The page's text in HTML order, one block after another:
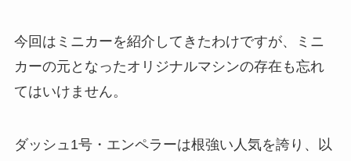
今回はミニカーを紹介してきたわけですが、ミニ
カーの元となったオリジナルマシンの存在も忘れ
てはいけません。
ダッシュ1号・エンペラーは根強い人気を誇り、以